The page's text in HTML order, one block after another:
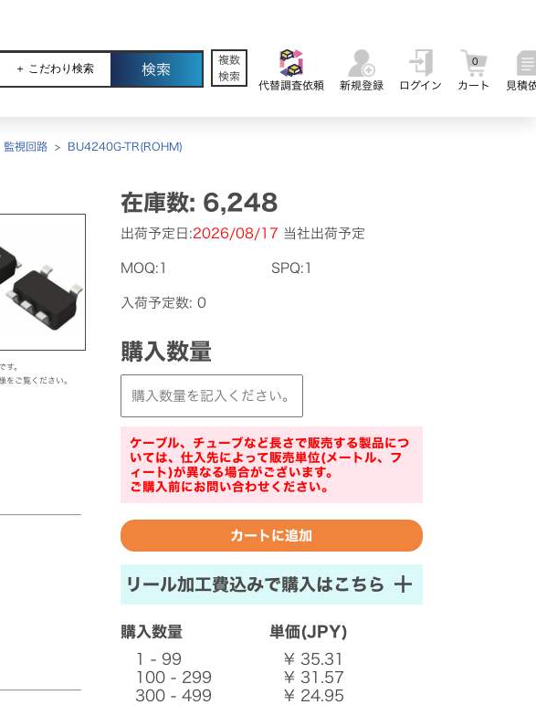
＋ こだわり検索
複数
検索
代替調査依頼
新規登録 ログイン カート
0
見積
監視回路 > BU4240G-TR(ROHM)
す。
をご覧ください。
在庫数: 6,248
出荷予定日:2026/08/17 当社出荷予定
MOQ:1 SPQ:1
入荷予定数: 0
購入数量
ケーブル、チューブなど長さで販売する製品につ
いては、仕入先によって販売単位(メートル、フ
ィート)が異なる場合がございます。
ご購入前にお問い合わせください。
リール加工費込みで購入はこちら
購入数量
単価(JPY)
1 - 99
¥ 35.31
100 - 299
¥ 31.57
300 - 499
¥ 24.95